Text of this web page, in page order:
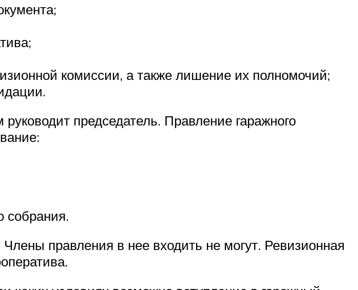
комиссии, а также лишение их полномочий;
председатель. Правление гаражного
собрания.
правления в нее входить не могут. Ревизионная